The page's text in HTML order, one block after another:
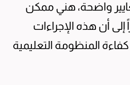
واضحة، هني ممكن
إلى أن هذه الإجراءات
المنظومة التعليمية